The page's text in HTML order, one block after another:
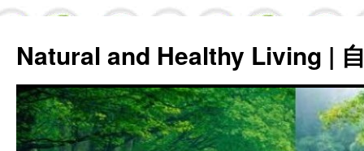
Natural and Healthy Living |